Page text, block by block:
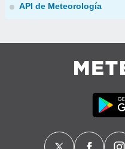
API de Meteorología